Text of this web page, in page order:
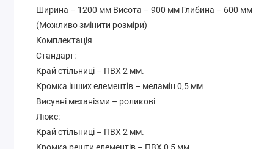
Ширина – 1200 мм Висота – 900 мм Глибина – 600 мм
(Можливо змінити розміри)
Комплектація
Стандарт:
Край стільниці – ПВХ 2 мм.
Кромка інших елементів – меламін 0,5 мм
Висувні механізми – роликові
Люкс:
Край стільниці – ПВХ 2 мм.
Кромка решти елементів – ПВХ 0,5 мм